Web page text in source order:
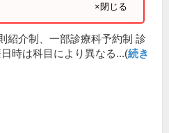
×閉じる
紹介制、一部診療科予約制 診
時は科目により異なる...(続き